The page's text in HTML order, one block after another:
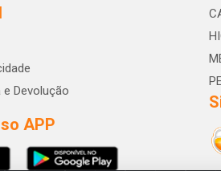
Devolução
APP